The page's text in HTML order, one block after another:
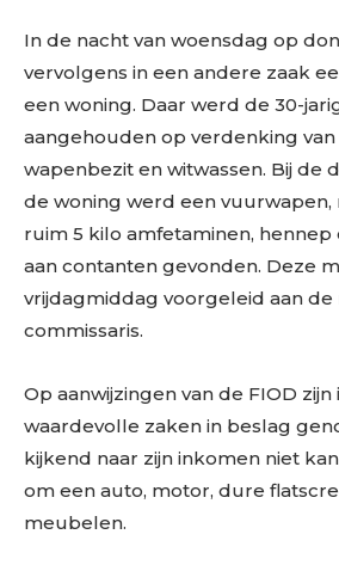
In de nacht van woensdag op
vervolgens in een andere zaak
een woning. Daar werd de 30-
aangehouden op verdenking
wapenbezit en witwassen. Bij de
de woning werd een vuurwapen,
ruim 5 kilo amfetaminen, hennep
aan contanten gevonden. Deze
vrijdagmiddag voorgeleid aan
commissaris.
Op aanwijzingen van de FIOD
waardevolle zaken in beslag
kijkend naar zijn inkomen niet
om een auto, motor, dure
meubelen.